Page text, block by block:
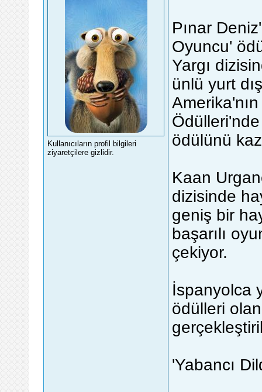
Kullanıcıların profil bilgileri
ziyaretçilere gizlidir.
Pınar
Oyuncu'
Yargı
ünlü yurt
ödülünü
Kaan
dizisinde
geniş bir
başarılı
çekiyor.
İspanyolca
ödülleri
'Yabancı